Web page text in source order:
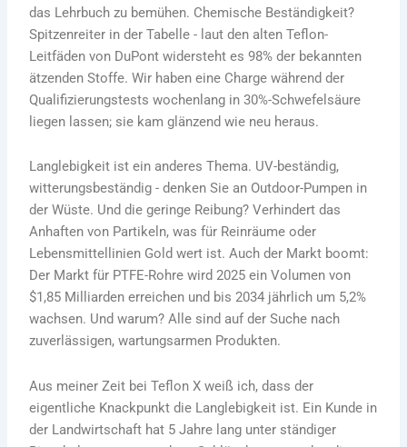
das Lehrbuch zu bemühen. Chemische Beständigkeit?
Spitzenreiter in der Tabelle - laut den alten Teflon-
Leitfäden von DuPont widersteht es 98% der bekannten
ätzenden Stoffe. Wir haben eine Charge während der
Qualifizierungstests wochenlang in 30%-Schwefelsäure
liegen lassen; sie kam glänzend wie neu heraus.
Langlebigkeit ist ein anderes Thema. UV-beständig,
witterungsbeständig - denken Sie an Outdoor-Pumpen in
der Wüste. Und die geringe Reibung? Verhindert das
Anhaften von Partikeln, was für Reinräume oder
Lebensmittellinien Gold wert ist. Auch der Markt boomt:
Der Markt für PTFE-Rohre wird 2025 ein Volumen von
$1,85 Milliarden erreichen und bis 2034 jährlich um 5,2%
wachsen. Und warum? Alle sind auf der Suche nach
zuverlässigen, wartungsarmen Produkten.
Aus meiner Zeit bei Teflon X weiß ich, dass der
eigentliche Knackpunkt die Langlebigkeit ist. Ein Kunde in
der Landwirtschaft hat 5 Jahre lang unter ständiger